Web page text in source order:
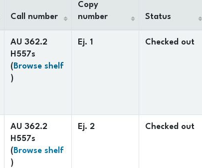
Call number
Copy
number
Status
AU 362.2
H557s
( Browse shelf
(Opens below)
)
Ej. 1 Checked out
AU 362.2
H557s
( Browse shelf
(Opens below)
)
Ej. 2 Checked out